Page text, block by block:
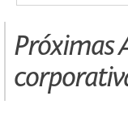
Próximas